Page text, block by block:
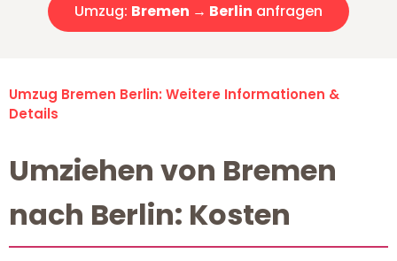
Umzug: Bremen → Berlin anfragen
Umzug Bremen Berlin: Weitere Informationen &
Details
Umziehen von Bremen
nach Berlin: Kosten